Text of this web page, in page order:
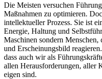
Die Meisten versuchen
Maßnahmen zu optimieren.
intellektueller Prozess. Sie ist
Energie, Haltung und
Maschinen sondern
und Erscheinungsbild
dass auch wir als
allen Herausforderungen, aller
eigen sind.